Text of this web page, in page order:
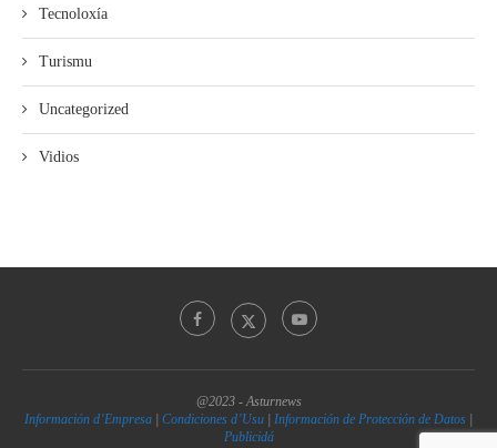
Tecnoloxía
Turismu
Uncategorized
Vidios
@2023 - Asturnews
Información d’Empresa | Condiciones d’Usu | Información de Protección de Datos |
Publicidá